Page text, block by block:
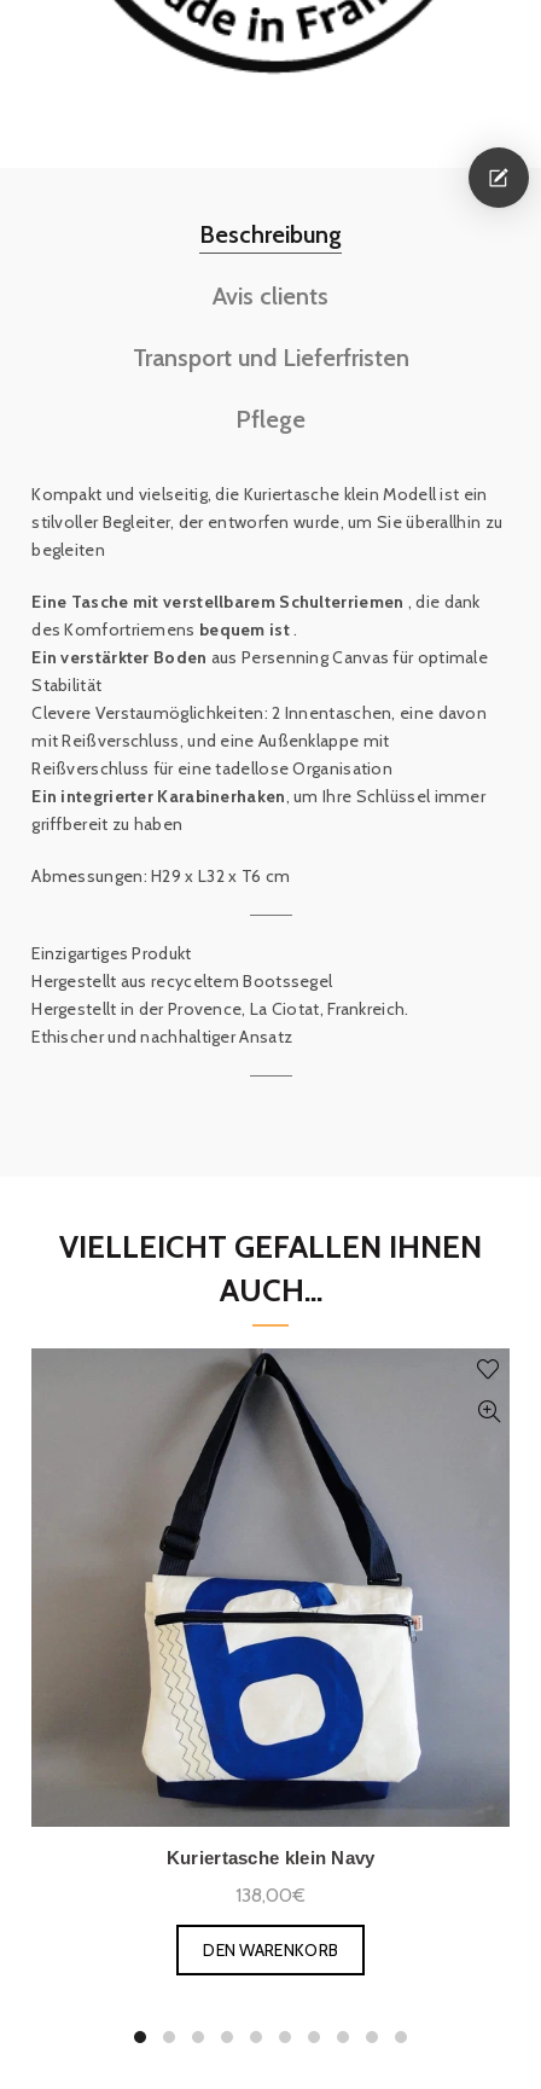
Beschreibung
Avis clients
Transport und Lieferfristen
Pflege
Kompakt und vielseitig, die Kuriertasche klein Modellist ein
stilvoller Begleiter, der entworfen wurde, um Sie überallhin zu
begleiten
Eine Tasche mit verstellbarem Schulterriemen , die dank
des Komfortriemens bequem ist.
Ein verstärkter Boden aus Persenning Canvas für optimale
Stabilität
Clevere Verstaumöglichkeiten: 2 Innentaschen, eine davon
mit Reißverschluss, und eine Außenklappe mit
Reißverschluss für eine tadellose Organisation
Ein integrierter Karabinerhaken, um Ihre Schlüssel immer
griffbereit zu haben
Abmessungen: H29 x L32 x T6 cm
Einzigartiges Produkt
Hergestellt aus recyceltem Bootssegel
Hergestellt in der Provence, La Ciotat, Frankreich.
Ethischer und nachhaltiger Ansatz
VIELLEICHT GEFALLEN IHNEN
AUCH...
Kuriertasche klein Navy
138,00€
DEN WARENKORB